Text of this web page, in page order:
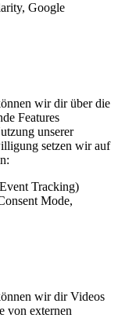
Google
wir dir über die
Features
unserer
setzen wir auf
Tracking)
Mode,
wir dir Videos
von externen